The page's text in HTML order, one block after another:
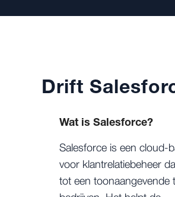
Drift
Wat is Salesforce?
Salesforce is een cloud-
voor klantrelatiebeheer
tot een toonaangevende